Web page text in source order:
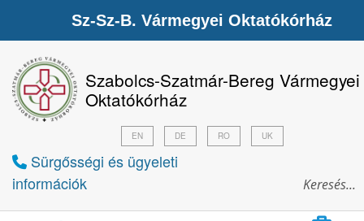
Szabolcs-Szatmár-Bereg Vármegyei
Oktatókórház
Sürgősségi és ügyeleti
információk
EN DE RO UK
Sz-Sz-B. Vármegyei Oktatókórház